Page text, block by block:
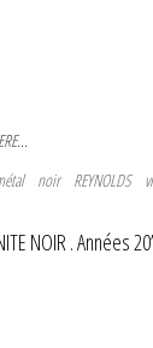
noir REYNOLDS
NOIR . Années